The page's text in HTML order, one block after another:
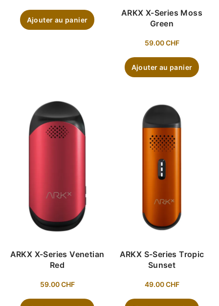
Ajouter au panier
ARKX X-Series Moss
Green
59.00CHF
Ajouter au panier
ARKX X-Series Venetian
Red
59.00CHF
ARKX S-Series Tropic
Sunset
49.00CHF